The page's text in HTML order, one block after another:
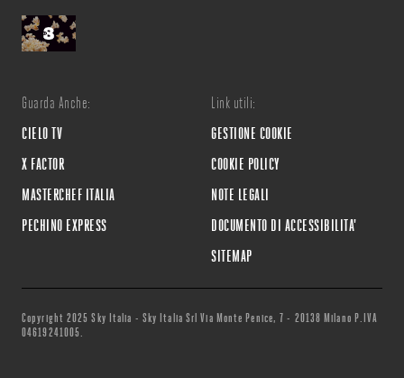
Guarda Anche:
CIELO TV
X FACTOR
MASTERCHEF ITALIA
PECHINO EXPRESS
Link utili:
GESTIONE COOKIE
COOKIE POLICY
NOTE LEGALI
DOCUMENTO DI ACCESSIBILITA'
SITEMAP
Copyright 2025 Sky Italia - Sky Italia Srl Via Monte Penice, 7 - 20138 Milano P.IVA
04619241005.